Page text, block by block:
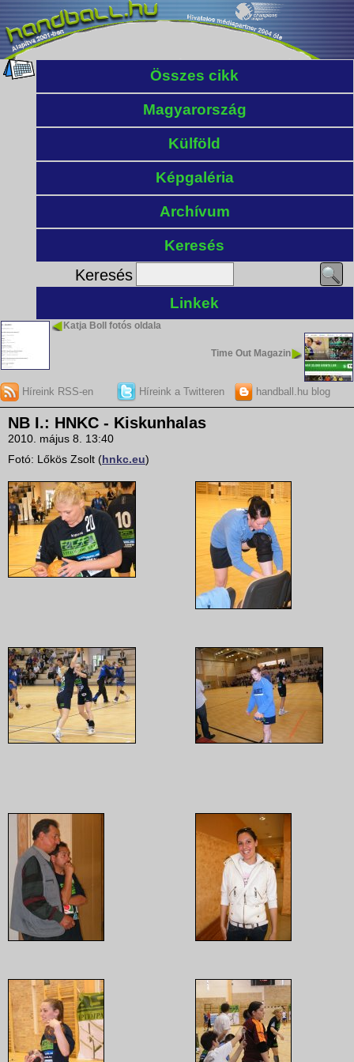
Összes cikk
Magyarország
Külföld
Képgaléria
Archívum
Keresés
Keresés
Linkek
Katja Boll fotós oldala
Time Out Magazin
Híreink RSS-en Híreink a Twitteren handball.hu blog
NB I.: HNKC - Kiskunhalas
2010. május 8. 13:40
Fotó: Lőkös Zsolt (hnkc.eu)